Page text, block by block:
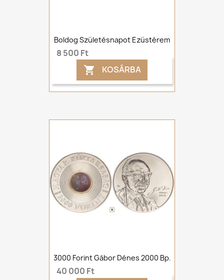
Boldog Születésnapot Ezüstérem
8 500 Ft
 KOSÁRBA
3000 Forint Gábor Dénes 2000 Bp.
40 000 Ft